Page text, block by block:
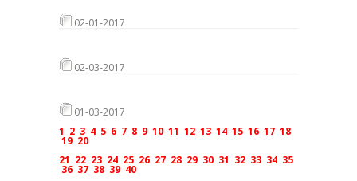
02-01-2017
02-03-2017
01-03-2017
1 2 3 4 5 6 7 8 9 10 11 12 13 14 15 16 17 18
19 20
21 22 23 24 25 26 27 28 29 30 31 32 33 34 35
36 37 38 39 40